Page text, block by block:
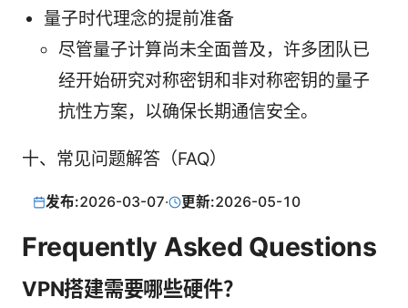
量子时代理念的提前准备
尽管量子计算尚未全面普及，许多团队已
经开始研究对称密钥和非对称密钥的量子
抗性方案，以确保长期通信安全。
十、常见问题解答（FAQ）
发布:2026-03-07· 更新:2026-05-10
Frequently Asked Questions
VPN搭建需要哪些硬件？